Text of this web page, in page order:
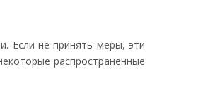
Если не принять меры, эти
распространенные